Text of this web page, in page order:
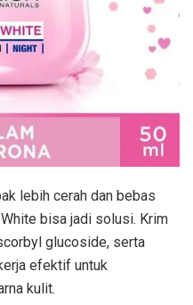
lebih cerah dan bebas
bisa jadi solusi. Krim
glucoside, serta
efektif untuk
kulit.